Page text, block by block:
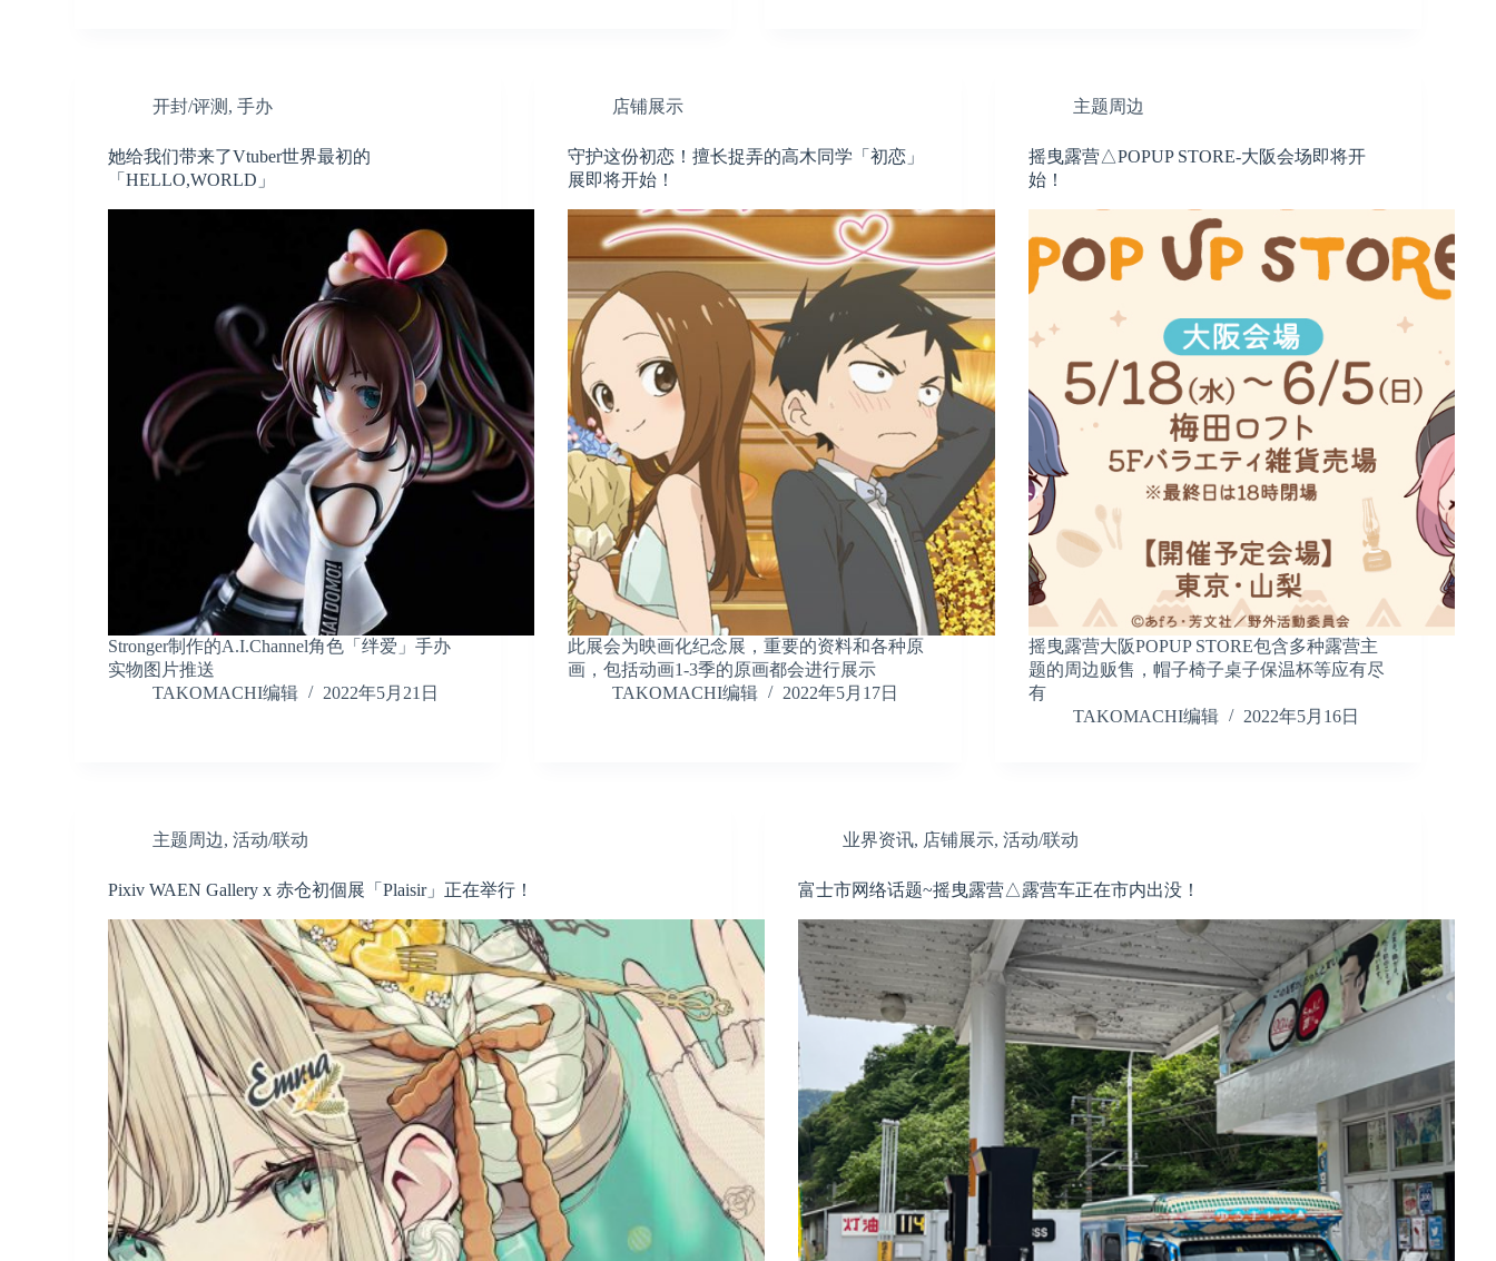
开封/评测 ,手办
她给我们带来了Vtuber世界最初的
「HELLO,WORLD」
Stronger制作的A.I.Channel角色「绊爱」手办
实物图片推送
TAKOMACHI编辑
2022年5月21日
店铺展示
守护这份初恋！擅长捉弄的高木同学「初恋」
展即将开始！
此展会为映画化纪念展，重要的资料和各种原
画，包括动画1-3季的原画都会进行展示
TAKOMACHI编辑
2022年5月17日
主题周边
摇曳露营△POPUP STORE-大阪会场即将开
始！
摇曳露营大阪POPUP STORE包含多种露营主
题的周边贩售，帽子椅子桌子保温杯等应有尽
有
TAKOMACHI编辑
2022年5月16日
主题周边,活动/联动
Pixiv WAEN Gallery x 赤仓初個展「Plaisir」正在举行！
业界资讯, 店铺展示, 活动/联动
富士市网络话题~摇曳露营△露营车正在市内出没！